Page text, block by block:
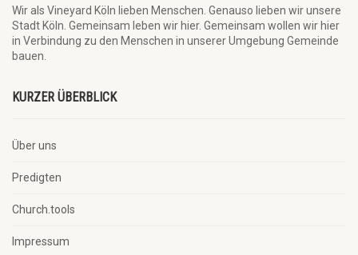
Wir als Vineyard Köln lieben Menschen. Genauso lieben wir unsere
Stadt Köln. Gemeinsam leben wir hier. Gemeinsam wollen wir hier
in Verbindung zu den Menschen in unserer Umgebung Gemeinde
bauen.
KURZER ÜBERBLICK
Über uns
Predigten
Church.tools
Impressum